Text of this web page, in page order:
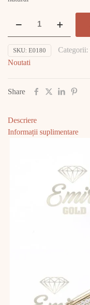
14K
2.39gr
SKU: E0180 Categorii:
Noutati
Share
Descriere
Informații suplimentare